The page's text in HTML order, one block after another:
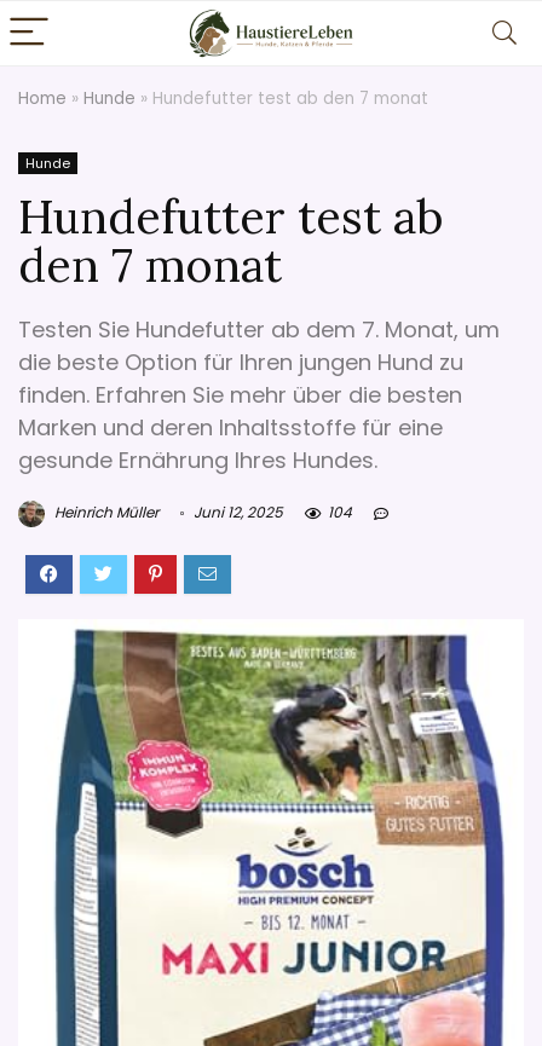
Home » Hunde » Hundefutter test ab den 7 monat
Hunde
Hundefutter test ab
den 7 monat
Testen Sie Hundefutter ab dem 7. Monat, um
die beste Option für Ihren jungen Hund zu
finden. Erfahren Sie mehr über die besten
Marken und deren Inhaltsstoffe für eine
gesunde Ernährung Ihres Hundes.
Heinrich Müller Juni 12, 2025 104